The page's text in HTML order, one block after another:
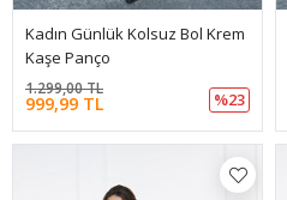
Kadın Günlük Kolsuz Bol Krem
Kaşe Panço
999,99 TL
1.299,00 TL
%23